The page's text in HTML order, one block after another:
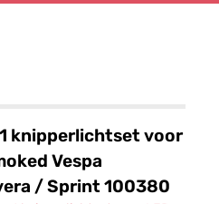
knipperlichtset voor
Vespa
/ Sprint 100380